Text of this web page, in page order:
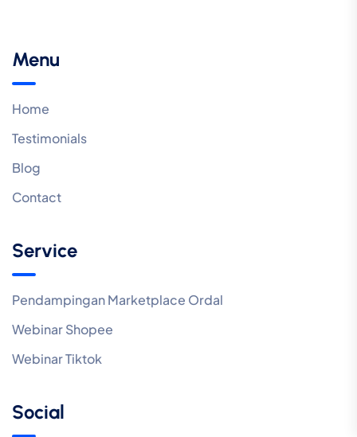
Menu
Home
Testimonials
Blog
Contact
Service
Pendampingan Marketplace Ordal
Webinar Shopee
Webinar Tiktok
Social